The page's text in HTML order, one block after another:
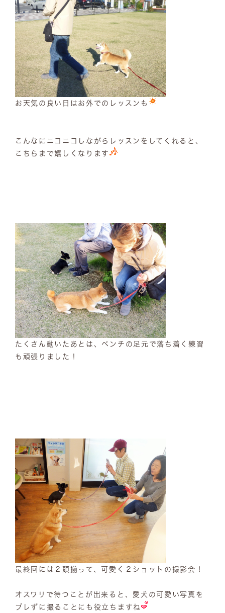
お天気の良い日はお外でのレッスンも
こんなにニコニコしながらレッスンをしてくれると、
こちらまで嬉しくなります
たくさん動いたあとは、ベンチの足元で落ち着く練習
も頑張りました！
最終回には２頭揃って、可愛く２ショットの撮影会！
オスワリで待つことが出来ると、愛犬の可愛い写真を
ブレずに撮ることにも役立ちますね